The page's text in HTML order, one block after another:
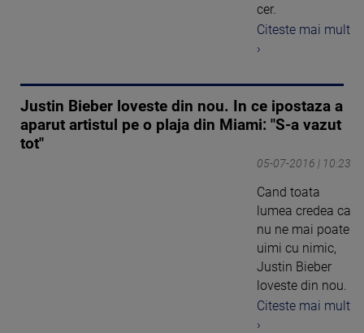
cer.
Citeste mai mult
›
Justin Bieber loveste din nou. In ce ipostaza a
aparut artistul pe o plaja din Miami: "S-a vazut
tot"
05-07-2016 | 10:23
Cand toata
lumea credea ca
nu ne mai poate
uimi cu nimic,
Justin Bieber
loveste din nou.
Citeste mai mult
›